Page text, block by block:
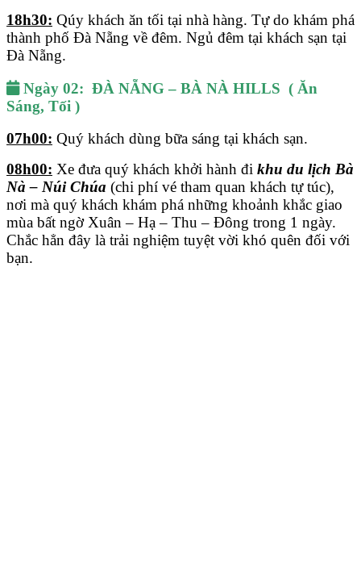
18h30: Qúy khách ăn tối tại nhà hàng. Tự do khám phá
thành phố Đà Nẵng về đêm. Ngủ đêm tại khách sạn tại
Đà Nẵng.
Ngày 02: ĐÀ NẴNG – BÀ NÀ HILLS ( Ăn
Sáng, Tối )
07h00: Quý khách dùng bữa sáng tại khách sạn.
08h00: Xe đưa quý khách khởi hành đi khu du lịch Bà
Nà – Núi Chúa (chi phí vé tham quan khách tự túc),
nơi mà quý khách khám phá những khoảnh khắc giao
mùa bất ngờ Xuân – Hạ – Thu – Đông trong 1 ngày.
Chắc hẳn đây là trải nghiệm tuyệt vời khó quên đối với
bạn.